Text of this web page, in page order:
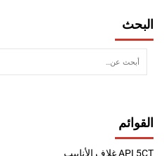
البحث
القوائم
API 5CT غلاف الأنابيب